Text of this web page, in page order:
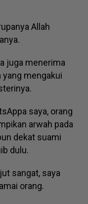
Allah
juga menerima
mengakui
saya, orang
arwah pada
dekat suami
dulu.
sangat, saya
orang.